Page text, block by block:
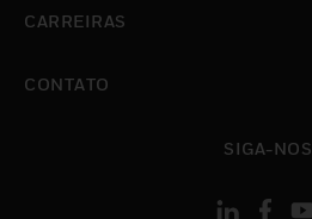
CARREIRAS
CONTATO
SIGA-NOS